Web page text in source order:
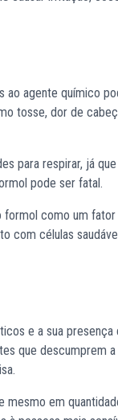
ao agente químico
tosse, dor de
para respirar, já
pode ser fatal.
formol como um
com células
e a sua presença
que descumprem
em